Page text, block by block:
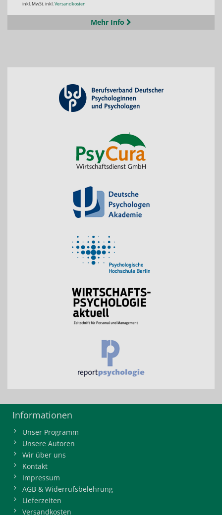
inkl. MwSt. inkl.Versandkosten
Mehr Info
Informationen
Unser Programm
Unsere Autoren
Wir über uns
Kontakt
Impressum
AGB & Widerrufsbelehrung
Lieferzeiten
Versandkosten